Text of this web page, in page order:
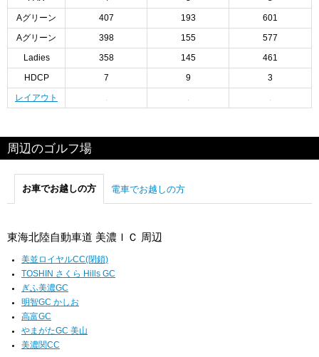
Aグリーン 407 193 601
Aグリーン 398 155 577
Ladies 358 145 461
HDCP 7 9 3
レイアウト
周辺のゴルフ場
お車でお越しの方 電車でお越しの方
東海北陸自動車道 美濃ＩＣ 周辺
美並ロイヤルCC(閉鎖)
TOSHIN さくら Hills GC
ぎふ美濃GC
明智GC かしお
高富GC
やまがたGC 美山
美濃関CC